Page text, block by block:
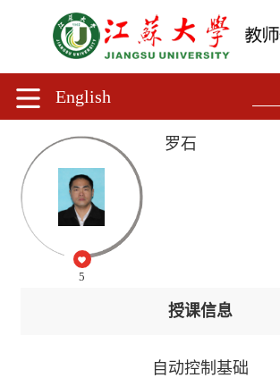
English
5
罗石
授课信息
自动控制基础